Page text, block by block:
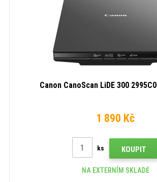
Canon CanoScan LiDE 300
1 890 Kč
ks KOUPIT
NA EXTERNÍM SKLADĚ